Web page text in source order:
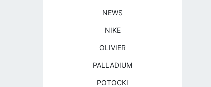
NEWS
NIKE
OLIVIER
PALLADIUM
POTOCKI